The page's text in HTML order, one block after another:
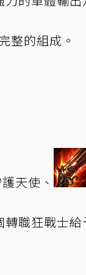
整的組成。
天使、
職狂戰士